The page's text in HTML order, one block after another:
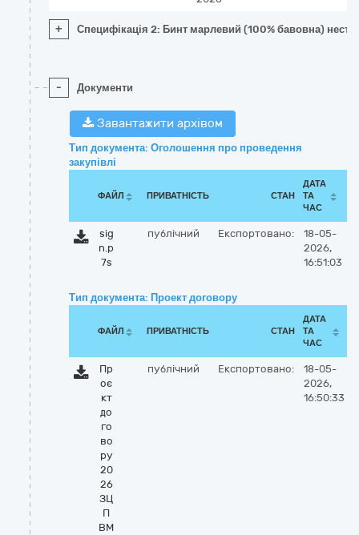
+ Специфікація 2: Бинт марлевий (100% бавовна)
- Документи
Завантажити архівом
Тип документа: Оголошення про проведення
закупівлі
ФАЙЛ ПРИВАТНІСТЬ СТАН
ДАТА
ТА
ЧАС
sig
n.p
7s
публічний Експортовано:
18-05-
2026,
16:51:03
Тип документа: Проект договору
ФАЙЛ ПРИВАТНІСТЬ СТАН
ДАТА
ТА
ЧАС
Пр
оє
кт
до
го
во
ру
20
26
ЗЦ
П
ВМ
публічний Експортовано:
18-05-
2026,
16:50:33